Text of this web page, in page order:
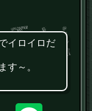
イロイロだ
す～。